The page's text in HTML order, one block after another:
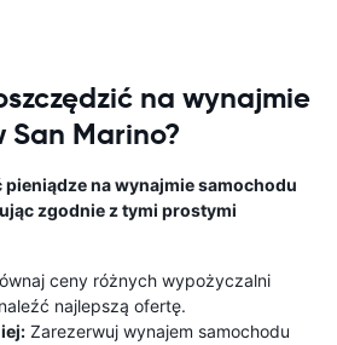
na wynajmie
San Marino?
na wynajmie samochodu
zgodnie z tymi prostymi
ceny różnych wypożyczalni
najlepszą ofertę.
Zarezerwuj wynajem samochodu